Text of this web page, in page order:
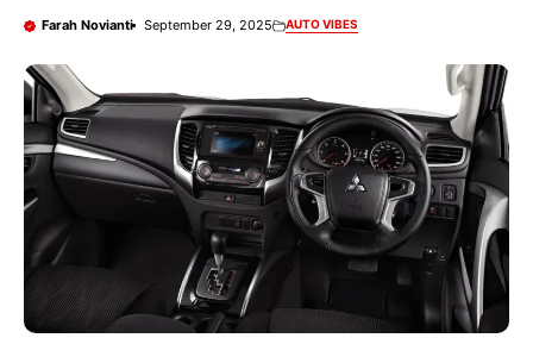
Farah Novianti September 29, 2025 AUTO VIBES